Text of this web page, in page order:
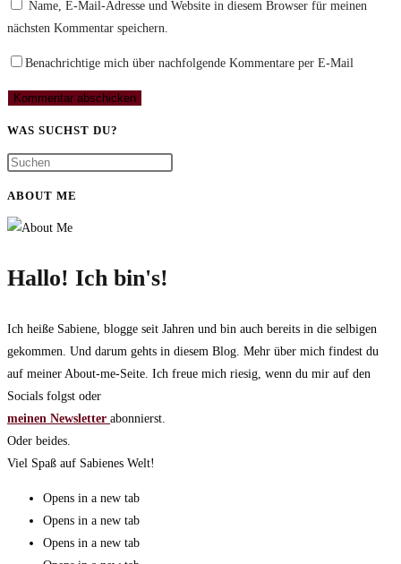
Name, E-Mail-Adresse und Website in diesem Browser für meinen
nächsten Kommentar speichern.
Benachrichtige mich über nachfolgende Kommentare per E-Mail
WAS SUCHST DU?
ABOUT ME
Hallo! Ich bin's!
Ich heiße Sabiene, blogge seit Jahren und bin auch bereits in die selbigen
gekommen. Und darum gehts in diesem Blog. Mehr über mich findest du
auf meiner About-me-Seite. Ich freue mich riesig, wenn du mir auf den
Socials folgst oder
meinen Newsletter abonnierst.
Oder beides.
Viel Spaß auf Sabienes Welt!
Opens in a new tab
Opens in a new tab
Opens in a new tab